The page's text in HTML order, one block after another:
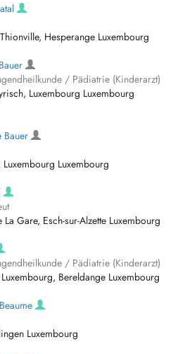
Hesperange Luxembourg
/ Pädiatrie (Kinderarzt)
Luxembourg Luxembourg
Bauer
Luxembourg
Gare, Esch-sur-Alzette Luxembourg
/ Pädiatrie (Kinderarzt)
Bereldange Luxembourg
Luxembourg